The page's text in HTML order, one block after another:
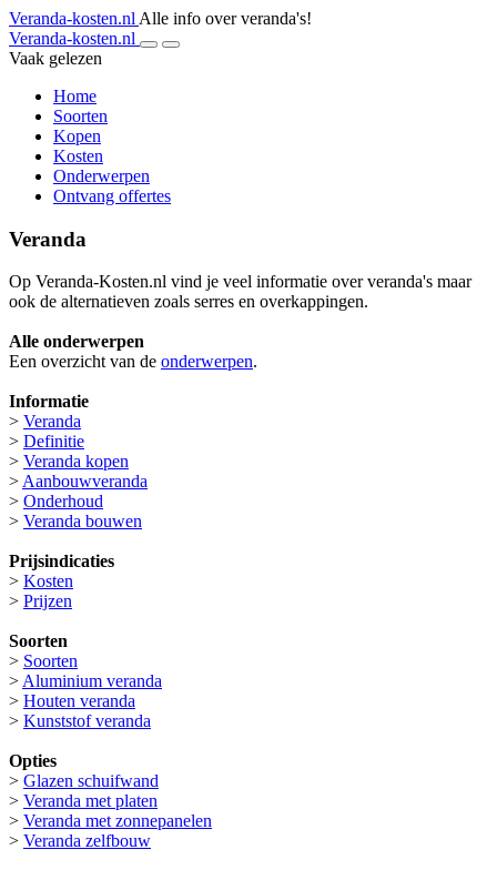
Veranda-kosten.nl Alle info over veranda's!
Veranda-kosten.nl
Vaak gelezen
Home
Soorten
Kopen
Kosten
Onderwerpen
Ontvang offertes
Veranda
Op Veranda-Kosten.nl vind je veel informatie over veranda's maar
ook de alternatieven zoals serres en overkappingen.
Alle onderwerpen
Een overzicht van de onderwerpen.
Informatie
> Veranda
> Definitie
> Veranda kopen
>Aanbouwveranda
> Onderhoud
> Veranda bouwen
Prijsindicaties
> Kosten
> Prijzen
Soorten
> Soorten
>Aluminium veranda
> Houten veranda
> Kunststof veranda
Opties
> Glazen schuifwand
> Veranda met platen
> Veranda met zonnepanelen
> Veranda zelfbouw